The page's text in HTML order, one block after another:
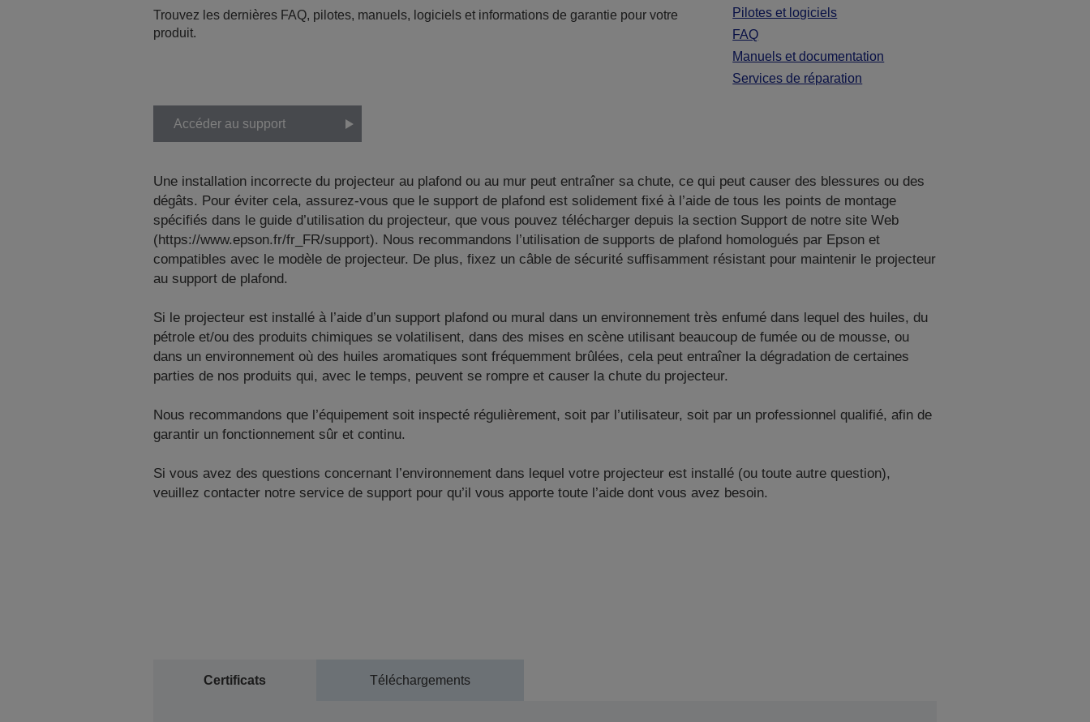
Trouvez les dernières FAQ, pilotes, manuels, logiciels et informations de garantie pour votre
produit.
Pilotes et logiciels
FAQ
Manuels et documentation
Services de réparation
Accéder au support
Une installation incorrecte du projecteur au plafond ou au mur peut entraîner sa chute, ce qui peut causer des blessures ou des
dégâts. Pour éviter cela, assurez-vous que le support de plafond est solidement fixé à l’aide de tous les points de montage
spécifiés dans le guide d’utilisation du projecteur, que vous pouvez télécharger depuis la section Support de notre site Web
(https://www.epson.fr/fr_FR/support). Nous recommandons l’utilisation de supports de plafond homologués par Epson et
compatibles avec le modèle de projecteur. De plus, fixez un câble de sécurité suffisamment résistant pour maintenir le projecteur
au support de plafond.
Si le projecteur est installé à l’aide d’un support plafond ou mural dans un environnement très enfumé dans lequel des huiles, du
pétrole et/ou des produits chimiques se volatilisent, dans des mises en scène utilisant beaucoup de fumée ou de mousse, ou
dans un environnement où des huiles aromatiques sont fréquemment brûlées, cela peut entraîner la dégradation de certaines
parties de nos produits qui, avec le temps, peuvent se rompre et causer la chute du projecteur.
Nous recommandons que l’équipement soit inspecté régulièrement, soit par l’utilisateur, soit par un professionnel qualifié, afin de
garantir un fonctionnement sûr et continu.
Si vous avez des questions concernant l’environnement dans lequel votre projecteur est installé (ou toute autre question),
veuillez contacter notre service de support pour qu’il vous apporte toute l’aide dont vous avez besoin.
Certificats Téléchargements